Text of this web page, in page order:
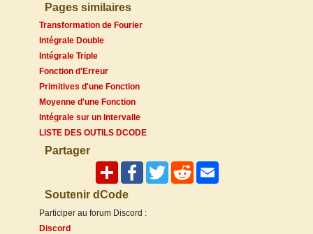
Pages similaires
Transformation de Fourier
Intégrale Double
Intégrale Triple
Fonction d'Erreur
Primitives d'une Fonction
Moyenne d'une Fonction
Intégrale sur un Intervalle
LISTE DES OUTILS DCODE
Partager
Soutenir dCode
Participer au forum Discord :
Discord